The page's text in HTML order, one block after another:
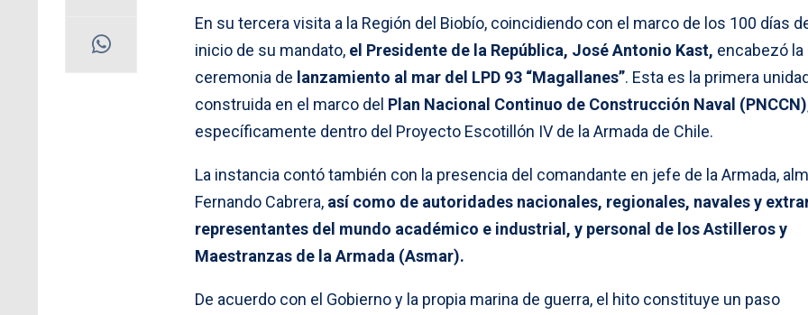
En su tercera visita a la Región del Biobío, coincidiendo con el marco de los 100 días
inicio de su mandato, el Presidente de la República, José Antonio Kast, encabezó la
ceremonia de lanzamiento al mar del LPD 93 “Magallanes”. Esta es la primera
construida en el marco del Plan Nacional Continuo de Construcción Naval (PNCCN)
específicamente dentro del Proyecto Escotillón IV de la Armada de Chile.
La instancia contó también con la presencia del comandante en jefe de la Armada,
Fernando Cabrera, así como de autoridades nacionales, regionales, navales y
representantes del mundo académico e industrial, y personal de los Astilleros y
Maestranzas de la Armada (Asmar).
De acuerdo con el Gobierno y la propia marina de guerra, el hito constituye un paso